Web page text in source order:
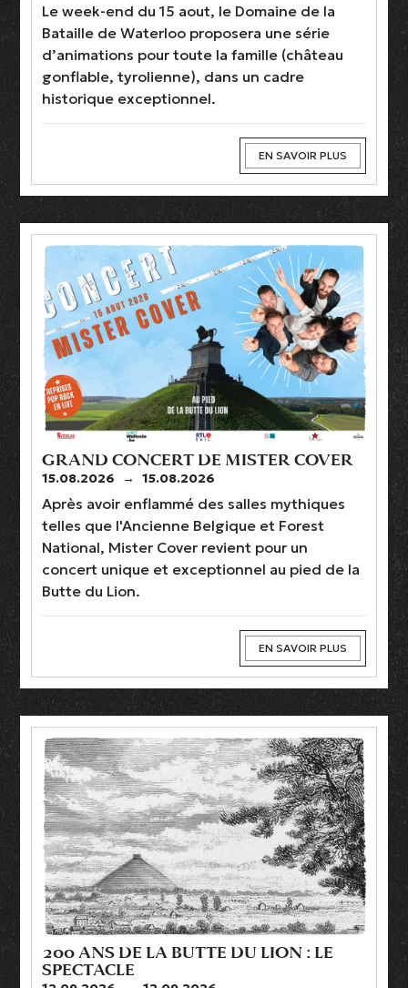
Le week-end du 15 aout, le Domaine de la
Bataille de Waterloo proposera une série
d’animations pour toute la famille (château
gonflable, tyrolienne), dans un cadre
historique exceptionnel.
EN SAVOIR PLUS
GRAND CONCERT DE MISTER COVER
15.08.2026 → 15.08.2026
Après avoir enflammé des salles mythiques
telles que l'Ancienne Belgique et Forest
National, Mister Cover revient pour un
concert unique et exceptionnel au pied de la
Butte du Lion.
EN SAVOIR PLUS
200 ANS DE LA BUTTE DU LION : LE
SPECTACLE